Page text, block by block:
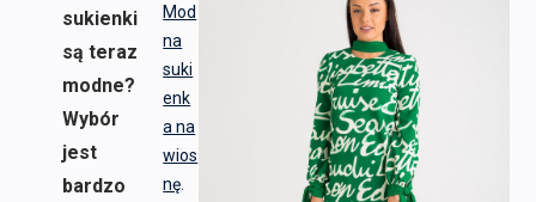
Mod
na
suki
enk
a na
wios
nę.
sukienki
są teraz
modne?
Wybór
jest
bardzo